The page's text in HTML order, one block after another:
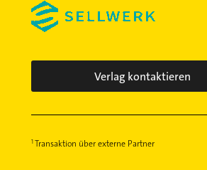
Verlag kontaktieren
Transaktion über externe Partner